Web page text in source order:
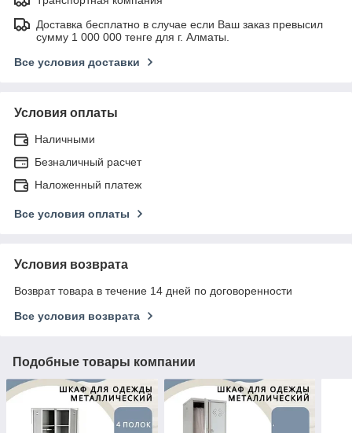
Доставка бесплатно в случае если Ваш заказ превысил
сумму 1 000 000 тенге для г. Алматы.
Все условия доставки
Условия оплаты
Наличными
Безналичный расчет
Наложенный платеж
Все условия оплаты
Условия возврата
Возврат товара в течение 14 дней по договоренности
Все условия возврата
Подобные товары компании